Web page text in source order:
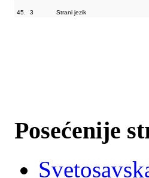
45. 3 Strani jezik
Posećenije